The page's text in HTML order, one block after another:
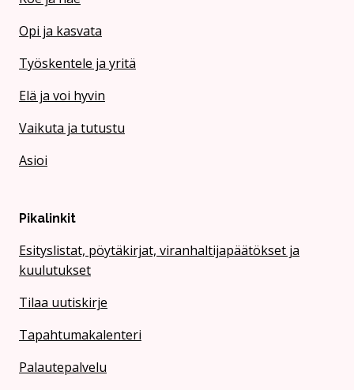
Opi ja kasvata
Työskentele ja yritä
Elä ja voi hyvin
Vaikuta ja tutustu
Asioi
Pikalinkit
Esityslistat, pöytäkirjat, viranhaltijapäätökset ja
kuulutukset
Tilaa uutiskirje
Tapahtumakalenteri
Palautepalvelu